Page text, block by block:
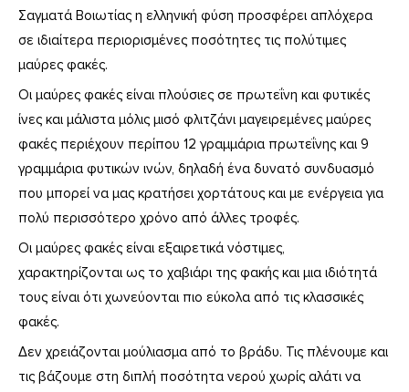
Σαγματά Βοιωτίας η ελληνική φύση προσφέρει απλόχερα
σε ιδιαίτερα περιορισμένες ποσότητες τις πολύτιμες
μαύρες φακές.
Οι μαύρες φακές είναι πλούσιες σε πρωτεΐνη και φυτικές
ίνες και μάλιστα μόλις μισό φλιτζάνι μαγειρεμένες μαύρες
φακές περιέχουν περίπου 12 γραμμάρια πρωτεΐνης και 9
γραμμάρια φυτικών ινών, δηλαδή ένα δυνατό συνδυασμό
που μπορεί να μας κρατήσει χορτάτους και με ενέργεια για
πολύ περισσότερο χρόνο από άλλες τροφές.
Οι μαύρες φακές είναι εξαιρετικά νόστιμες,
χαρακτηρίζονται ως το χαβιάρι της φακής και μια ιδιότητά
τους είναι ότι χωνεύονται πιο εύκολα από τις κλασσικές
φακές.
Δεν χρειάζονται μούλιασμα από το βράδυ. Τις πλένουμε και
τις βάζουμε στη διπλή ποσότητα νερού χωρίς αλάτι να